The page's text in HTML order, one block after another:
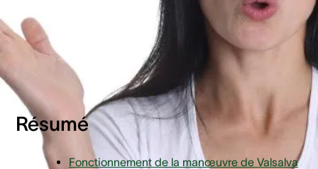
Résumé
Fonctionnement de la manœuvre de Valsalva